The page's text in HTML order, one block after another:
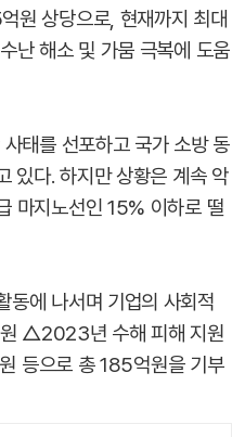
원 상당으로, 현재까지 최대
난 해소 및 가뭄 극복에 도움
태를 선포하고 국가 소방 동
있다. 하지만 상황은 계속 악
마지노선인 15% 이하로 떨
동에 나서며 기업의 사회적
△2023년 수해 피해 지원
등으로 총 185억원을 기부